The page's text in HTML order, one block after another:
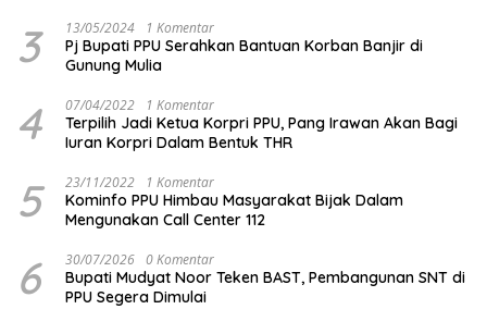
3 13/05/2024 1 Komentar
Pj Bupati PPU Serahkan Bantuan Korban Banjir di
Gunung Mulia
4 07/04/2022 1 Komentar
Terpilih Jadi Ketua Korpri PPU, Pang Irawan Akan Bagi
Iuran Korpri Dalam Bentuk THR
5 23/11/2022 1 Komentar
Kominfo PPU Himbau Masyarakat Bijak Dalam
Mengunakan Call Center 112
6 30/07/2026 0 Komentar
Bupati Mudyat Noor Teken BAST, Pembangunan SNT di
PPU Segera Dimulai